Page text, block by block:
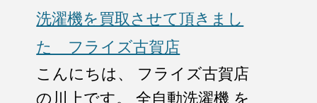
洗濯機を買取させて頂きまし
た フライズ古賀店
こんにちは、 フライズ古賀店
の川上です。 全自動洗濯機 を